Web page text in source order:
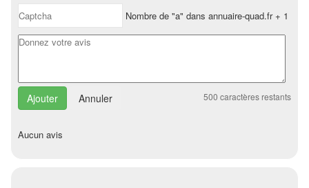
Nombre de "a" dans annuaire-quad.fr + 1
Annuler 500 caractères restants
Aucun avis